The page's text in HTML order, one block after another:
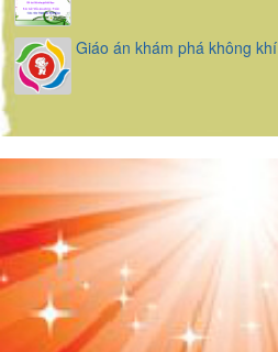
Giáo án khám phá không khí